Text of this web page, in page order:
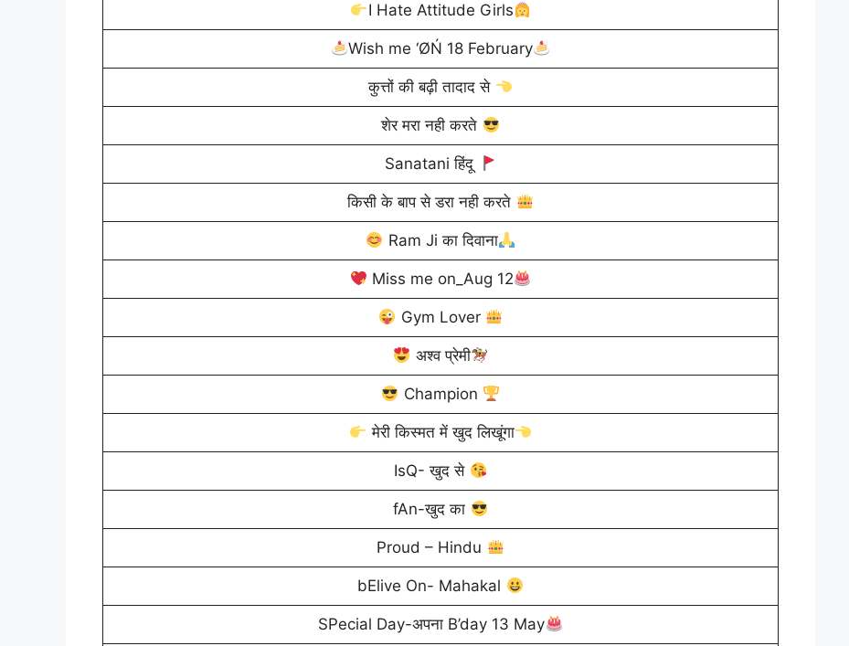
I Hate Attitude Girls
Wish me ‘ØŃ 18 February
कुत्तों की बढ़ी तादाद से
शेर मरा नही करते
Sanatani हिंदू
किसी के बाप से डरा नही करते
Ram Ji का दिवाना
Miss me on_Aug 12
Gym Lover
अश्व प्रेमी
Champion
मेरी किस्मत में खुद लिखूंगा
IsQ- खुद से
fAn-खुद का
Proud – Hindu
bElive On- Mahakal
SPecial Day-अपना B’day 13 May